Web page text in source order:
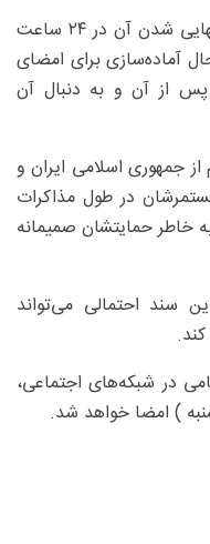
وی افزود: «با توجه به اینکه احتمالاً نهایی شدن آن در ۲۴ ساعت
آماده‌سازی برای امضای
پس از آن و به دنبال آن
جمهوری اسلامی ایران و
در طول مذاکرات
به خاطر حمایتشان صمیمانه
سند احتمالی می‌تواند
در شبکه‌های اجتماعی،
) امضا خواهد شد.